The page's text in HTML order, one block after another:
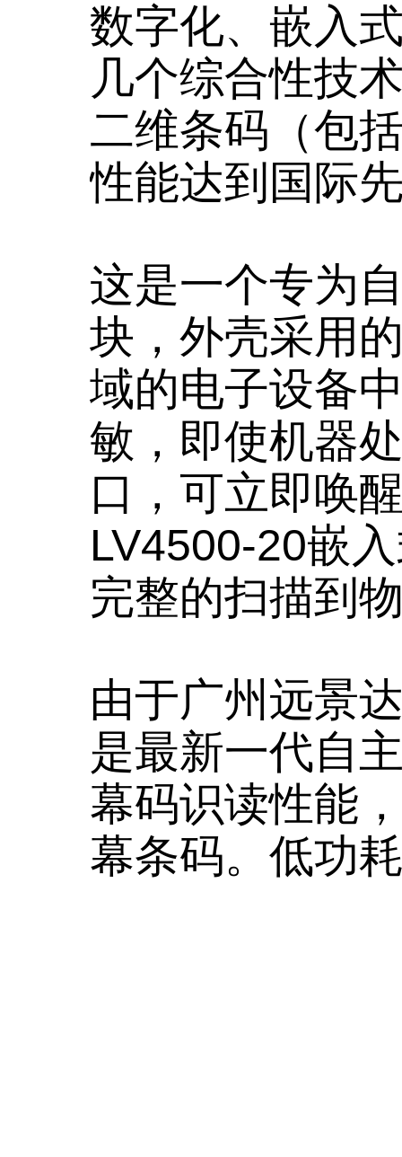
数字化、嵌入
几个综合性技
二维条码（包
性能达到国际
这是一个专为
块，外壳采用
域的电子设备
敏，即使机器
口，可立即唤
LV4500-20嵌
完整的扫描到
由于广州远景
是最新一代自
幕码识读性能
幕条码。低功